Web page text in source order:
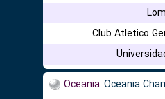
Club Atletico
Oceania Oceania